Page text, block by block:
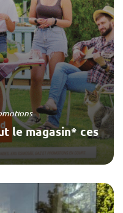
le magasin* ces